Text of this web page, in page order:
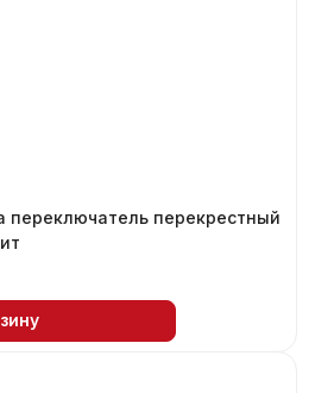
переключатель перекрестный